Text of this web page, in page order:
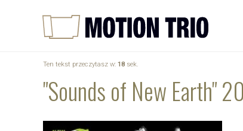
Ten tekst przeczytasz w: 18 sek.
"Sounds of New Earth"